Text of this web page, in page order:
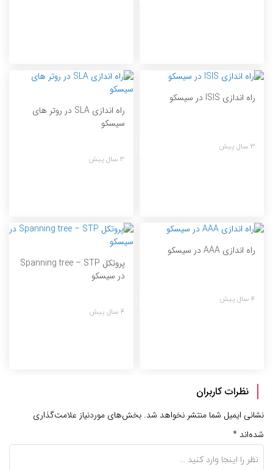
راه اندازی ISIS در سیسکو
3 سال پیش
راه اندازی SLA در روتر های
سیسکو
3 سال پیش
راه اندازی AAA در سیسکو
4 سال پیش
پروتکل Spanning tree – STP
در سیسکو
4 سال پیش
نظرات کاربران
نشانی ایمیل شما منتشر نخواهد شد. بخش‌های موردنیاز علامت‌گذاری
شده‌اند *